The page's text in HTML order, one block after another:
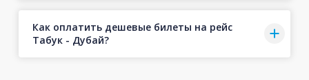
Как оплатить дешевые билеты на рейс
Табук - Дубай?